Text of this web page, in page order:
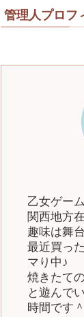
管理人プロフ
乙女ゲー
関西地方在
趣味は舞
最近買っ
マり中♪
焼きたて
と遊んで
時間です